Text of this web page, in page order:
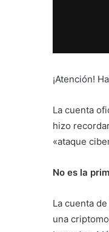
¡Atención!
La cuenta
hizo
«ataque
No es la
La cuenta
una